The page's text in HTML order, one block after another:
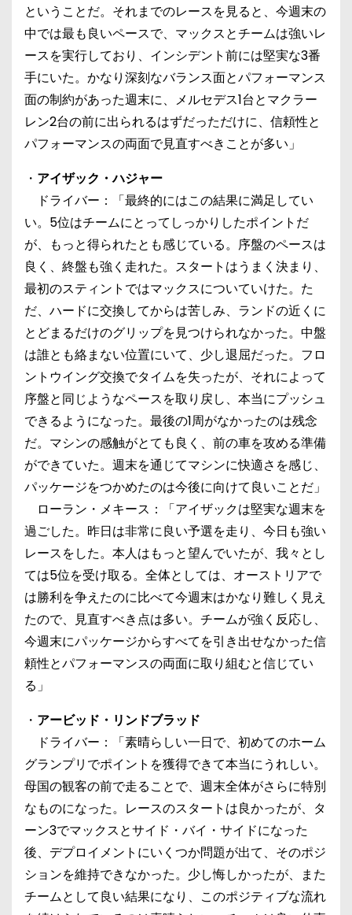
ということだ。それまでのレースを見ると、今週末の
中では最も良いペースで、マックスとチームは強いレ
ースを実行しており、インシデント前には堅実な3番
手にいた。かなり深刻なバランス面とパフォーマンス
面の制約があった週末に、メルセデス1台とマクラー
レン2台の前に出られるはずだっただけに、信頼性と
パフォーマンスの両面で見直すべきことが多い」
・ アイザック・ハジャー
ドライバー：「最終的にはこの結果に満足してい
い。5位はチームにとってしっかりしたポイントだ
が、もっと得られたとも感じている。序盤のペースは
良く、終盤も強く走れた。スタートはうまく決まり、
最初のスティントではマックスについていけた。た
だ、ハードに交換してからは苦しみ、ランドの近くに
とどまるだけのグリップを見つけられなかった。中盤
は誰とも絡まない位置にいて、少し退屈だった。フロ
ントウイング交換でタイムを失ったが、それによって
序盤と同じようなペースを取り戻し、本当にプッシュ
できるようになった。最後の1周がなかったのは残念
だ。マシンの感触がとても良く、前の車を攻める準備
ができていた。週末を通じてマシンに快適さを感じ、
パッケージをつかめたのは今後に向けて良いことだ」
ローラン・メキース：「アイザックは堅実な週末を
過ごした。昨日は非常に良い予選を走り、今日も強い
レースをした。本人はもっと望んでいたが、我々とし
ては5位を受け取る。全体としては、オーストリアで
は勝利を争えたのに比べて今週末はかなり難しく見え
たので、見直すべき点は多い。チームが強く反応し、
今週末にパッケージからすべてを引き出せなかった信
頼性とパフォーマンスの両面に取り組むと信じてい
る」
・ アービッド・リンドブラッド
ドライバー：「素晴らしい一日で、初めてのホーム
グランプリでポイントを獲得できて本当にうれしい。
母国の観客の前で走ることで、週末全体がさらに特別
なものになった。レースのスタートは良かったが、タ
ーン3でマックスとサイド・バイ・サイドになった
後、デプロイメントにいくつか問題が出て、そのポジ
ションを維持できなかった。少し悔しかったが、また
チームとして良い結果になり、このポジティブな流れ